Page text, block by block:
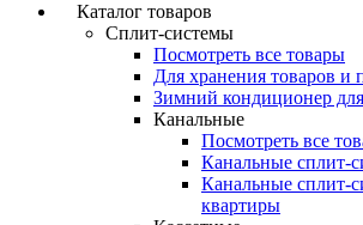
Каталог товаров
Сплит-системы
Посмотреть все товары
Для хранения товаров и
Зимний кондиционер для
Канальные
Посмотреть все
Канальные сплит-
Канальные сплит-
квартиры